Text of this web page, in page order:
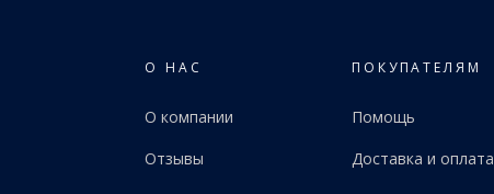
О НАС
О компании
Отзывы
ПОКУПАТЕЛЯМ
Помощь
Доставка и оплата